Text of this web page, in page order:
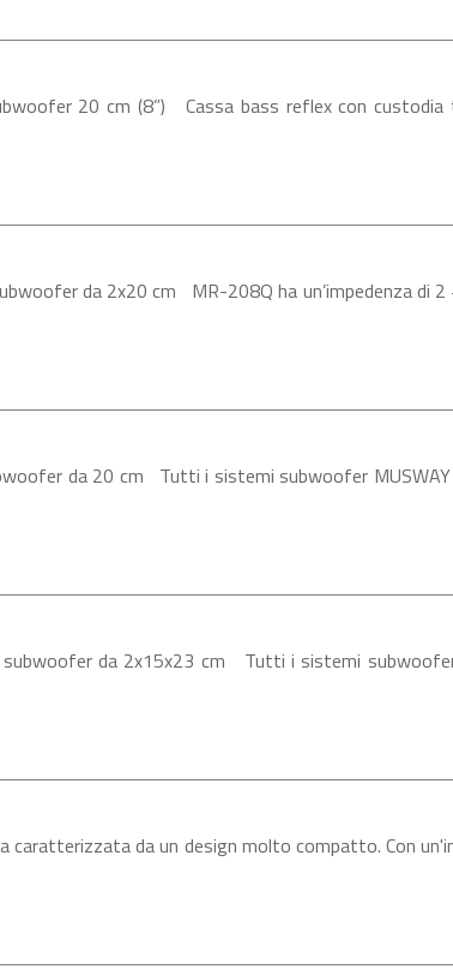
20 cm (8”) Cassa bass reflex con
da 2x20 cm MR-208Q ha un’impedenza di
da 20 cm Tutti i sistemi subwoofer MUSWAY
da 2x15x23 cm Tutti i sistemi subwoofer
caratterizzata da un design molto compatto. Con